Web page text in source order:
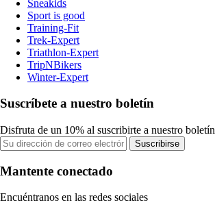
Sneakids
Sport is good
Training-Fit
Trek-Expert
Triathlon-Expert
TripNBikers
Winter-Expert
Suscríbete a nuestro boletín
Disfruta de un 10% al suscribirte a nuestro boletín
Suscribirse
Mantente conectado
Encuéntranos en las redes sociales